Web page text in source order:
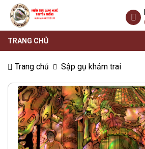
TRANG CHỦ
Trang chủ Sập gụ khảm trai